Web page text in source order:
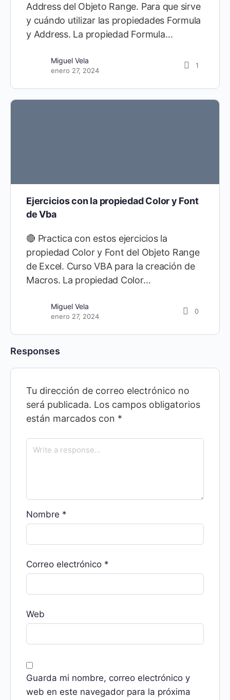
Address del Objeto Range. Para que sirve
y cuándo utilizar las propiedades Formula
y Address. La propiedad Formula…
Miguel Vela
enero 27, 2024
1
Ejercicios con la propiedad Color y Font
de Vba
🔴 Practica con estos ejercicios la
propiedad Color y Font del Objeto Range
de Excel. Curso VBA para la creación de
Macros. La propiedad Color…
Miguel Vela
enero 27, 2024
0
Responses
Tu dirección de correo electrónico no
será publicada. Los campos obligatorios
están marcados con *
Nombre *
Correo electrónico *
Web
Guarda mi nombre, correo electrónico y
web en este navegador para la próxima